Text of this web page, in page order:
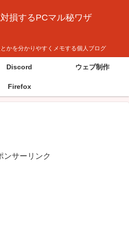
損するPCマル秘ワザ
かを分かりやすくメモする個人ブログ
Discord ウェブ制作
Firefox
ンサーリンク